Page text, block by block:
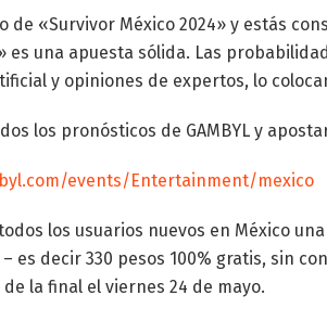
de «Survivor México 2024» y estás
es una apuesta sólida. Las
y opiniones de expertos, lo
los pronósticos de GAMBYL y
events/Entertainment/mexico
los usuarios nuevos en México
es decir 330 pesos 100% gratis, sin
la final el viernes 24 de mayo.